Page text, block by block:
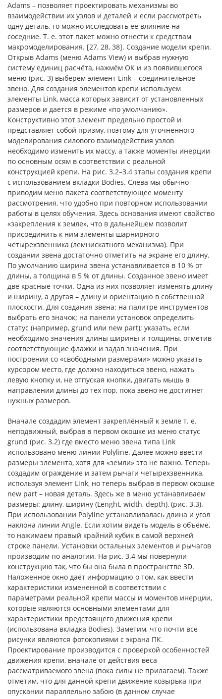
Adams – позволяет проектировать механизмы во
взаимодействии их узлов и деталей и если рассмотреть
одну деталь, то можно исследовать её влияние на
соседние. Т. е. этот пакет можно отнести к средствам
макромоделирования. [27, 28, 38]. Создание модели крепи.
Открыв Adams (меню Adams View) и выбрав нужную
систему единиц расчёта, нажмём ОК и из появившегося
меню (рис. 3) выберем элемент Link – соединительное
звено. Для создания элементов крепи используем
элементы Link, масса которых зависит от установленных
размеров и дается в режиме «по умолчанию».
Конструктивно этот элемент предельно простой и
представляет собой призму, поэтому для уточнённого
моделирования силового взаимодействия узлов
необходимо изменить их массу, а также моменты инерции
по основным осям в соответствии с реальной
конструкцией крепи. На рис. 3.2–3.4 этапы создания крепи
с использованием вкладки Bodies. Слева мы обычно
приводим меню пакета соответствующее моменту
рассмотрения, что удобно при повторном использовании
работы в целях обучения. Здесь основания имеют свойство
«закрепления к земле», что в дальнейшем позволит
присоединить к ним элементы шарнирного
четырехзвенника (лемнискатного механизма). При
создании звена достаточно отметить на экране его длину.
По умолчанию ширина звена устанавливается в 10 % от
длины, а толщина в 5 % от длины. Созданное звено имеет
две красные точки. Одна из них позволяет изменять длину
и ширину, а другая – длину и ориентацию в собственной
плоскости. Для создания звена: на палитре инструментов
выбрать его значок; на панели установок определить
статус (например, grund или new part); указать, если
необходимо значения длины ширины и толщины, отметив
соответствующие флажки и задав значения. При
построении со «свободными размерами» можно указать
курсором место, где должно находиться звено, нажать
левую кнопку и, не отпуская кнопки, двигать мышь в
направлении длины до тех пор, пока звено не достигнет
нужных размеров.
Вначале создадим элемент закреплённый к земле т. е.
неподвижный, выбрав в первом окошке из меню статус
grund (рис. 3.2) где вместо меню звена типа Link
использовано меню линии Polyline. Далее можно ввести
размеры элемента, хотя для «земли» это не важно. Теперь
создадим ограждение и затем рычаги четырехзвенника,
используя элемент Link, но теперь выбрав в первом окошке
new part – новая деталь. Здесь же в меню устанавливаем
размеры: длину, ширину (Lenght, width, depth), (рис. 3.3).
При использовании Polyline устанавливалась длина и угол
наклона линии Angle. Если хотим видеть модель в объёме,
то нажимаем правый крайний кубик в самой верхней
строке панели. Установки остальных элементов и рычагов
производим по аналогии. На рис. 3.4 мы повернули
конструкцию так, что бы она была в пространстве 3D.
Наложенное окно даёт информацию о том, как ввести
характеристики измененной в соответствии с
параметрами реальной крепи массы и моментов инерции,
которые являются основными элементами для
характеристики предстоящего движения крепи
(использована вкладка Bodies). Заметим, что почти все
рисунки являются фотокопиями с экрана ПК.
Проектирование производится с проверкой особенностей
движения крепи, вначале от действия веса
рассматриваемого звена (пока силы не прилагаем). Также
отметим, что для данной крепи движение козырька при
опускании параллельно забою (в данном случае